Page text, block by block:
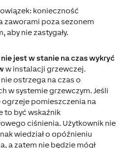
konieczność
zaworami poza sezonem
aby nie zastygały.
nie jest w stanie na czas wykryć
w instalacji grzewczej.
ostrzega na czas o
w systemie grzewczym. Jeśli
ogrzeje pomieszczenia na
to być wskaźnik
ciśnienia. Użytkownik nie
wiedział o opóźnieniu
a zatem nie będzie mógł